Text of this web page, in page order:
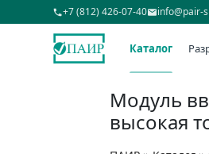
+7 (812) 426-07-40 info@pair-
Каталог
Модуль
высокая